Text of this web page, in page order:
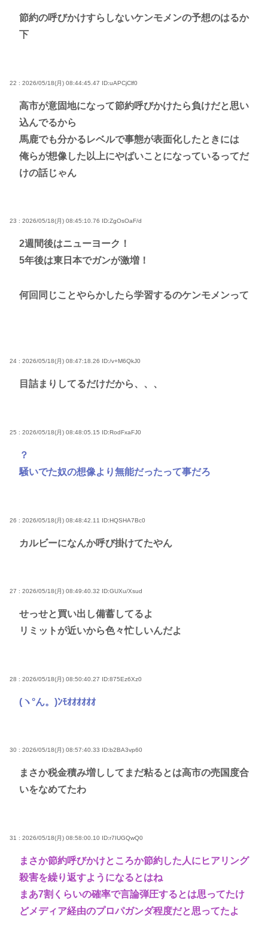
節約の呼びかけすらしないケンモメンの予想のはるか
下
22 : 2026/05/18(月) 08:44:45.47 ID:uAPCjClf0
高市が意固地になって節約呼びかけたら負けだと思い
込んでるから
馬鹿でも分かるレベルで事態が表面化したときには
俺らが想像した以上にやばいことになっているってだ
けの話じゃん
23 : 2026/05/18(月) 08:45:10.76 ID:ZgOsOaF/d
2週間後はニューヨーク！
5年後は東日本でガンが激増！
何回同じことやらかしたら学習するのケンモメンって
24 : 2026/05/18(月) 08:47:18.26 ID:/v+M6QkJ0
目詰まりしてるだけだから、、、
25 : 2026/05/18(月) 08:48:05.15 ID:RodFxaFJ0
？
騒いでた奴の想像より無能だったって事だろ
26 : 2026/05/18(月) 08:48:42.11 ID:HQSHA7Bc0
カルビーになんか呼び掛けてたやん
27 : 2026/05/18(月) 08:49:40.32 ID:GUXu/Xsud
せっせと買い出し備蓄してるよ
リミットが近いから色々忙しいんだよ
28 : 2026/05/18(月) 08:50:40.27 ID:875Ez6Xz0
(ヽ°ん。)ﾝﾓｵｵｵｵｵｵ
30 : 2026/05/18(月) 08:57:40.33 ID:b2BA3vp60
まさか税金積み増ししてまだ粘るとは高市の売国度合
いをなめてたわ
31 : 2026/05/18(月) 08:58:00.10 ID:r7IUGQwQ0
まさか節約呼びかけところか節約した人にヒアリング
殺害を繰り返すようになるとはね
まあ7割くらいの確率で言論弾圧するとは思ってたけ
どメディア経由のプロパガンダ程度だと思ってたよ